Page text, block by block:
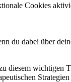
Cookies
du dabei über
diesem wichtigen